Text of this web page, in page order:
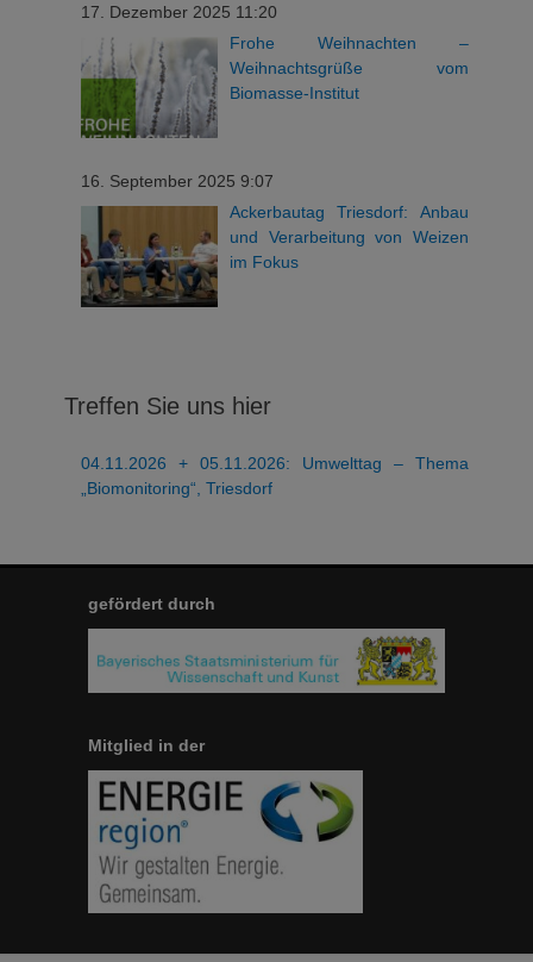
17. Dezember 2025 11:20
Frohe Weihnachten –
Weihnachtsgrüße vom
Biomasse-Institut
16. September 2025 9:07
Ackerbautag Triesdorf: Anbau
und Verarbeitung von Weizen
im Fokus
Treffen Sie uns hier
04.11.2026 + 05.11.2026: Umwelttag – Thema
„Biomonitoring“, Triesdorf
gefördert durch
Mitglied in der